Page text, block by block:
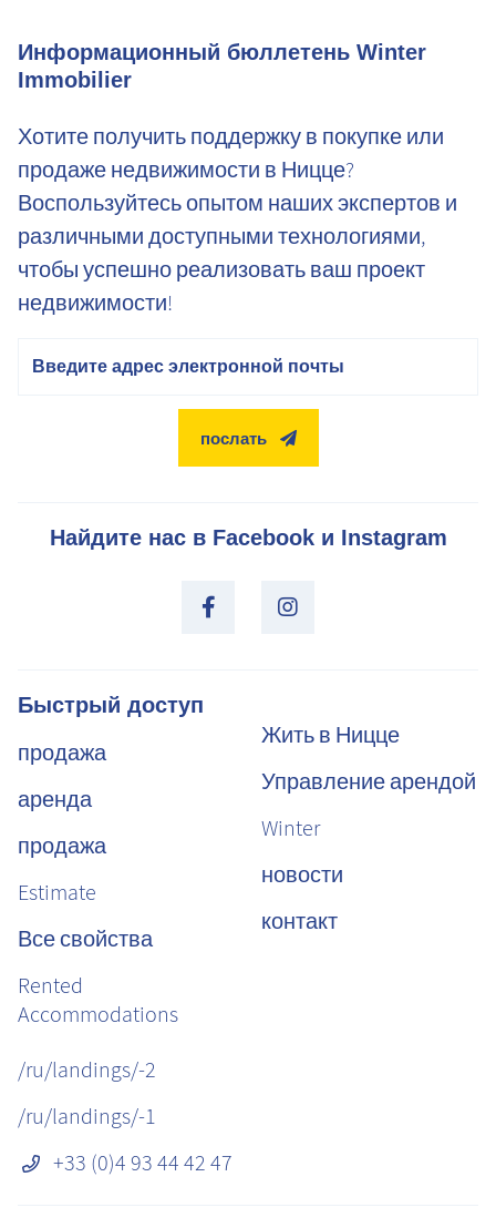
Информационный бюллетень Winter
Immobilier
Хотите получить поддержку в покупке или
продаже недвижимости в Ницце?
Воспользуйтесь опытом наших экспертов и
различными доступными технологиями,
чтобы успешно реализовать ваш проект
недвижимости!
послать
Найдите нас в Facebook и Instagram
Быстрый доступ
продажа
аренда
продажа
Estimate
Все свойства
Rented
Accommodations
Жить в Ницце
Управление арендой
Winter
новости
контакт
/ru/landings/-2
/ru/landings/-1
+33 (0)4 93 44 42 47